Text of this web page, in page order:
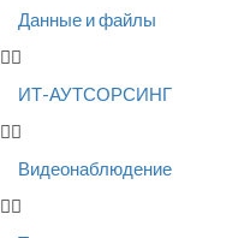
Данные и файлы
ИТ-АУТСОРСИНГ
Видеонаблюдение